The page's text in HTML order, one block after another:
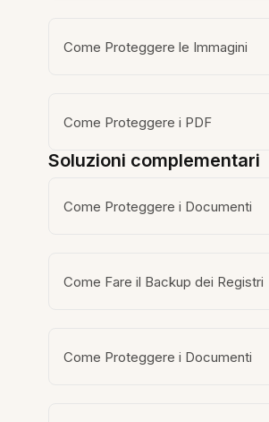
Come Proteggere le Immagini
Come Proteggere i PDF
Soluzioni complementari
Come Proteggere i Documenti
Come Fare il Backup dei Registri
Come Proteggere i Documenti